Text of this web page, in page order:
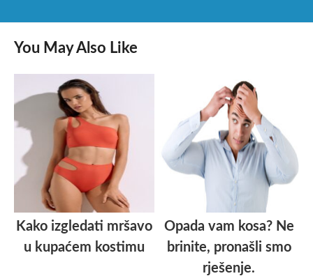
You May Also Like
Kako izgledati mršavo
u kupaćem kostimu
Opada vam kosa? Ne
brinite, pronašli smo
rješenje.